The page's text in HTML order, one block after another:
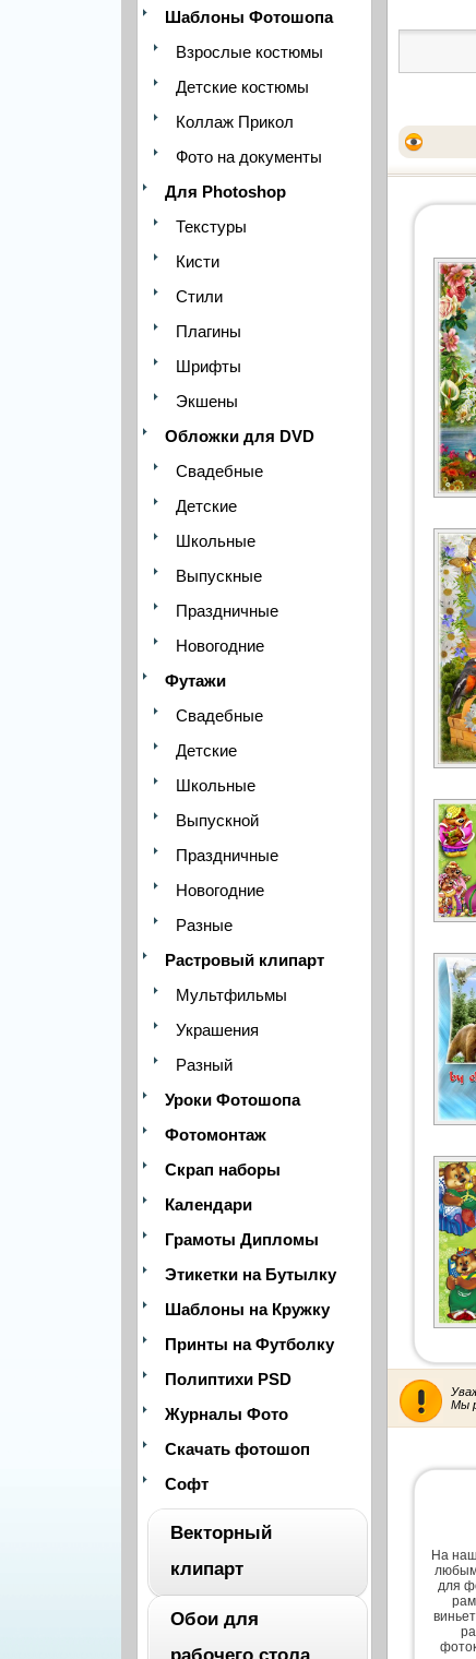
Шаблоны Фотошопа
Взрослые костюмы
Детские костюмы
Коллаж Прикол
Фото на документы
Для Photoshop
Текстуры
Кисти
Стили
Плагины
Шрифты
Экшены
Обложки для DVD
Свадебные
Детские
Школьные
Выпускные
Праздничные
Новогодние
Футажи
Свадебные
Детские
Школьные
Выпускной
Праздничные
Новогодние
Разные
Растровый клипарт
Мультфильмы
Украшения
Разный
Уроки Фотошопа
Фотомонтаж
Скрап наборы
Календари
Грамоты Дипломы
Этикетки на Бутылку
Шаблоны на Кружку
Принты на Футболку
Полиптихи PSD
Журналы Фото
Скачать фотошоп
Софт
Векторный
клипарт
Обои для
Мы
На
любым
для